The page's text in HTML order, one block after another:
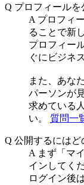
Q プロフィールを
A プロフィ
ることで新
プロフィー
ぐにビジネ
また、あな
パーソンが
求めている
い。 質問一
Q 公開するにはど
A まず「マ
インしてく
ログイン後